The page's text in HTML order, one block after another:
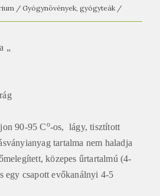
/ Gyógynövények, gyógyteák /
„
90-95 Co-os, lágy, tisztított
tartalma nem haladja
közepes űrtartalmú (4-
egy csapott evőkanálnyi 4-5